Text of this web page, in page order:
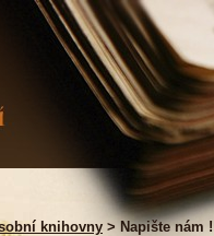
knihovny > Napište nám !